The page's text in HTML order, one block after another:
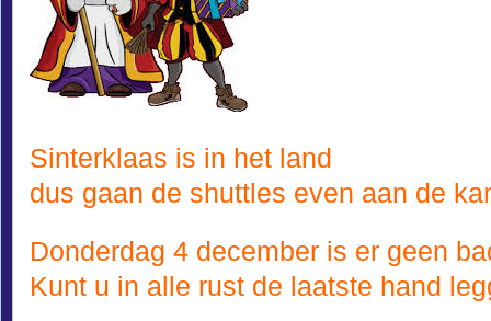
Sinterklaas is in het land
dus gaan de shuttles even aan de
Donderdag 4 december is er geen
Kunt u in alle rust de laatste hand